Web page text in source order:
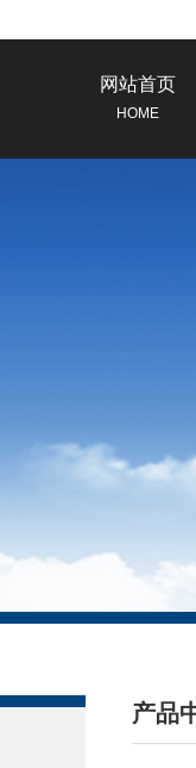
网站首页
HOME
产品
/